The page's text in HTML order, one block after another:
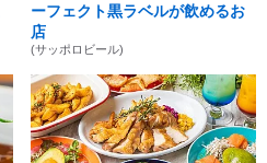
ーフェクト黒ラベルが飲めるお
店
(サッポロビール)